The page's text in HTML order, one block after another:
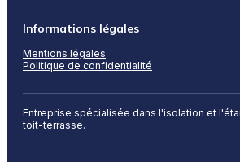
Entreprise spécialisée dans l'isolation et
toit-terrasse.
Informations légales
Mentions légales
Politique de confidentialité